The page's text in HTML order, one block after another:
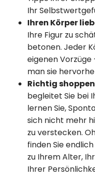
Ihr
Ihren Körper
Ihre Figur zu
betonen. Jeder
eigenen Vorzüge
man sie
Richtig shoppen
begleitet Sie bei
lernen Sie,
sich nicht mehr
zu verstecken.
finden Sie
zu Ihrem Alter,
Ihrer